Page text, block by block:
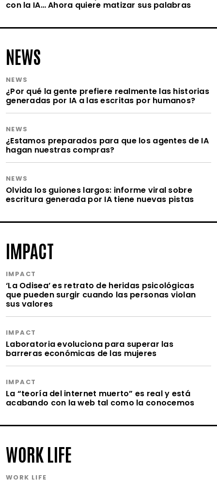
con la IA… Ahora quiere matizar sus palabras
NEWS
NEWS
¿Por qué la gente prefiere realmente las historias
generadas por IA a las escritas por humanos?
NEWS
¿Estamos preparados para que los agentes de IA
hagan nuestras compras?
NEWS
Olvida los guiones largos: informe viral sobre
escritura generada por IA tiene nuevas pistas
IMPACT
IMPACT
‘La Odisea’ es retrato de heridas psicológicas
que pueden surgir cuando las personas violan
sus valores
IMPACT
Laboratoria evoluciona para superar las
barreras económicas de las mujeres
IMPACT
La “teoría del internet muerto” es real y está
acabando con la web tal como la conocemos
WORK LIFE
WORK LIFE